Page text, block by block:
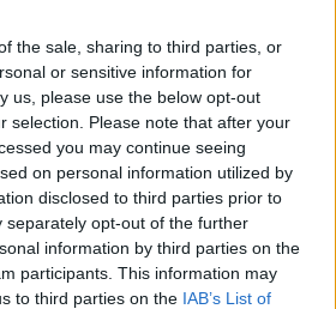
the sale, sharing to third parties, or
or sensitive information for
us, please use the below opt-out
selection. Please note that after your
you may continue seeing
on personal information utilized by
disclosed to third parties prior to
separately opt-out of the further
information by third parties on the
participants. This information may
to third parties on the IAB’s List of
a teendők, amelyek a
még szükségesek